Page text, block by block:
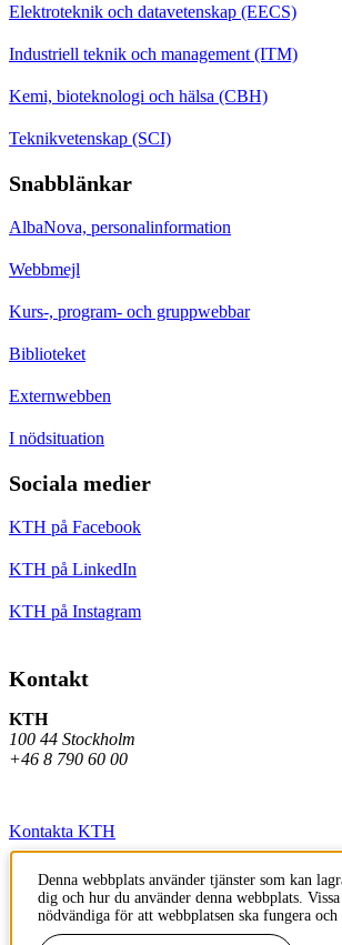
Elektroteknik och datavetenskap (EECS)
Industriell teknik och management (ITM)
Kemi, bioteknologi och hälsa (CBH)
Teknikvetenskap (SCI)
Snabblänkar
AlbaNova, personalinformation
Webbmejl
Kurs-, program- och gruppwebbar
Biblioteket
Externwebben
I nödsituation
Sociala medier
KTH på Facebook
KTH på LinkedIn
KTH på Instagram
Kontakt
KTH
100 44 Stockholm
+46 8 790 60 00
Kontakta KTH
Jobba på KTH
Press och media
Denna webbplats använder tjänster som kan
dig och hur du använder denna webbplats.
nödvändiga för att webbplatsen ska fungera och